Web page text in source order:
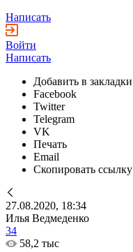
Написать
Войти
Написать
Добавить в закладки
Facebook
Twitter
Telegram
VK
Печать
Email
Скопировать ссылку
27.08.2020, 18:34
Илья Ведмеденко
34
58,2 тыс